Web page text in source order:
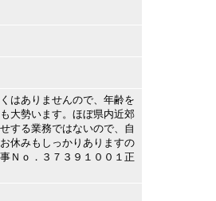
はありませんので、年齢を
大勢います。ほぼ県内近郊
する業務ではないので、自
休みもしっかりありますの
Ｎｏ．３７３９１００１正